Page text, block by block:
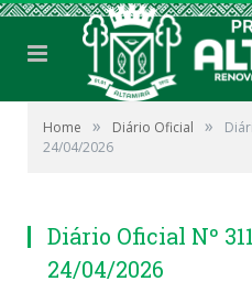
Home » Diário Oficial »
24/04/2026
Diário Oficial Nº
24/04/2026